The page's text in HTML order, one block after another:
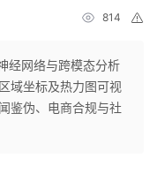
814
经网络与跨模态分析
域坐标及热力图可视
鉴伪、电商合规与社